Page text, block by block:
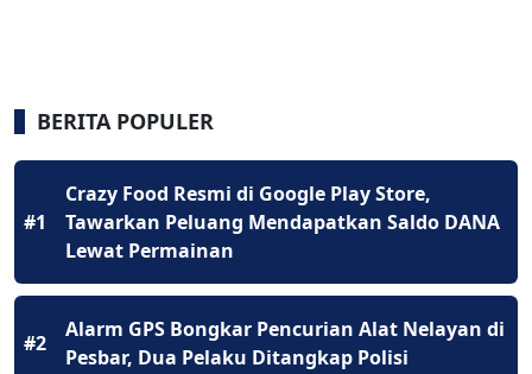
BERITA POPULER
#1
Crazy Food Resmi di Google Play Store,
Tawarkan Peluang Mendapatkan Saldo DANA
Lewat Permainan
#2
Alarm GPS Bongkar Pencurian Alat Nelayan di
Pesbar, Dua Pelaku Ditangkap Polisi